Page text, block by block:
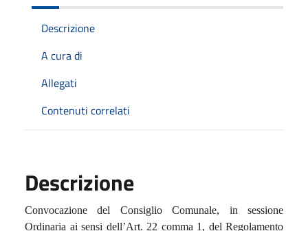
Descrizione
A cura di
Allegati
Contenuti correlati
Descrizione
Convocazione del Consiglio Comunale, in sessione
Ordinaria ai sensi dell’Art. 22 comma 1, del Regolamento